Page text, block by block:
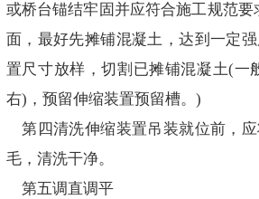
或桥台锚结牢固并应符合施工规范
面，最好先摊铺混凝土，达到一定
置尺寸放样，切割已摊铺混凝土(一
右)，预留伸缩装置预留槽。)
第四清洗伸缩装置吊装就位前，
毛，清洗干净。
第五调直调平